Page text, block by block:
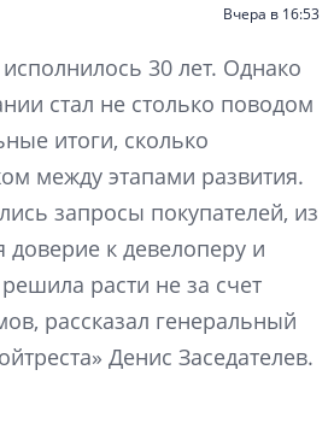
Вчера в 16:53
30 лет. Однако
стал не столько поводом
итоги, сколько
между этапами развития.
запросы покупателей, из
доверие к девелоперу и
расти не за счет
рассказал генеральный
Денис Заседателев.